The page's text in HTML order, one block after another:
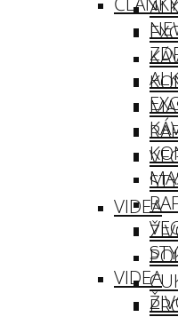
VIDEA
VIDEA